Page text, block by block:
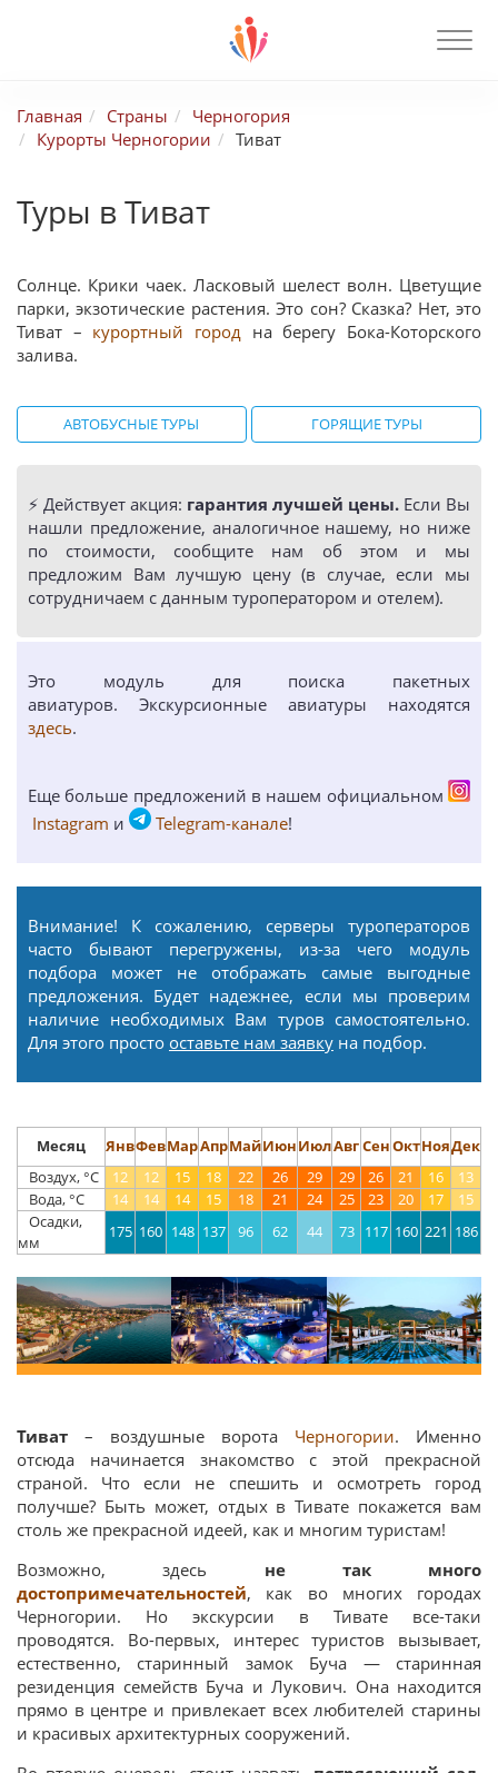
Главная Страны
Черногория
Курорты Черногории
Тиват
Туры в Тиват
Солнце. Крики чаек. Ласковый шелест волн. Цветущие
парки, экзотические растения. Это сон? Сказка? Нет, это
Тиват – курортный город на берегу Бока-Которского
залива.
АВТОБУСНЫЕ ТУРЫ ГОРЯЩИЕ ТУРЫ
⚡️ Действует акция: гарантия лучшей цены. Если Вы
нашли предложение, аналогичное нашему, но ниже
по стоимости, сообщите нам об этом и мы
предложим Вам лучшую цену (в случае, если мы
сотрудничаем с данным туроператором и отелем).
Это модуль для поиска пакетных
авиатуров. Экскурсионные авиатуры находятся
здесь.
Еще больше предложений в нашем официальном
Instagram и Telegram-канале!
Внимание! К сожалению, серверы туроператоров
часто бывают перегружены, из-за чего модуль
подбора может не отображать самые выгодные
предложения. Будет надежнее, если мы проверим
наличие необходимых Вам туров самостоятельно.
Для этого просто оставьте нам заявку на подбор.
Месяц ЯнвФевМарАпрМайИюнИюлАвгСенОктНояДек
Воздух, °С
12 12 15 18 22 26 29 29 26 21 16
13
Вода, °С
14 14 14 15 18 21 24 25 23 20 17
15
Осадки,
мм
175 160 148 137 96 62 44 73 117 160 221 186
Тиват – воздушные ворота Черногории. Именно
отсюда начинается знакомство с этой прекрасной
страной. Что если не спешить и осмотреть город
получше? Быть может, отдых в Тивате покажется вам
столь же прекрасной идеей, как и многим туристам!
Возможно, здесь не так много
достопримечательностей, как во многих городах
Черногории. Но экскурсии в Тивате все-таки
проводятся. Во-первых, интерес туристов вызывает,
естественно, старинный замок Буча — старинная
резиденция семейств Буча и Лукович. Она находится
прямо в центре и привлекает всех любителей старины
и красивых архитектурных сооружений.